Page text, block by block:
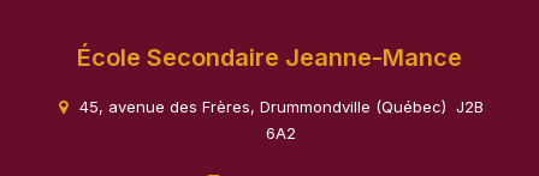
École Secondaire Jeanne-Mance
45, avenue des Frères, Drummondville (Québec) J2B
6A2